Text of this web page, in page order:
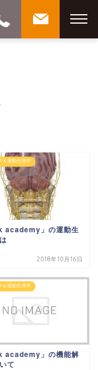
＆運動生理学
academy」の運動生
2018年10月16日
＆運動生理学
academy」の機能解
て